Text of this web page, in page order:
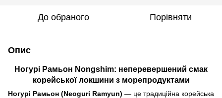
До обраного Порівняти
Опис
Ногурі Рамьон Nongshim: неперевершений смак
корейської локшини з морепродуктами
Ногурі Рамьон (Neoguri Ramyun) — це традиційна корейська